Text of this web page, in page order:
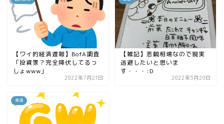
【ワイ的経済遅報】BofA調査
「投資家？完全降伏してるっ
しょwww」
2022年7月21日
【雑記】悲観相場なので現実
逃避したいと思いま
す・・・:D
2022年5月20日
生活